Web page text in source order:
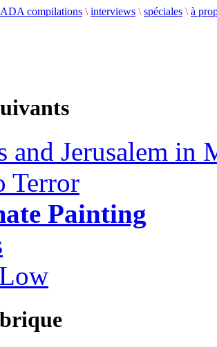
ADA compilations \ interviews \ spéciales \ à
and Jerusalem in
Terror
Painting